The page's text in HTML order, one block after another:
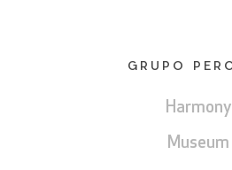
GRUPO
Harmony
Museum